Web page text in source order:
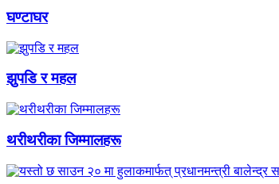
घण्टाघर
झुपडि र महल
थरीथरीका जिम्मालहरू